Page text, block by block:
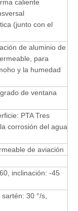
caliente
(junto con el
de aluminio de
para
y la humedad
de ventana
PTA Tres
corrosión del agua
de aviación
inclinación: -45
30 °/s,